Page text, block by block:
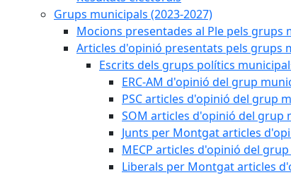
Grups municipals (2023-2027)
Mocions presentades al Ple pels grups
Articles d'opinió presentats pels grups
Escrits dels grups polítics
ERC-AM d'opinió del grup
PSC articles d'opinió del grup
SOM articles d'opinió del grup
Junts per Montgat articles
MECP articles d'opinió del
Liberals per Montgat articles